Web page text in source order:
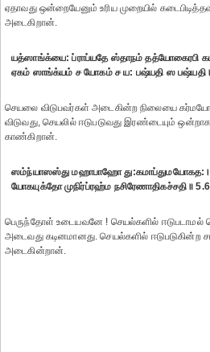
ஏதாவது ஒன்றையேனும் உரிய முறையில்
அடைகிறான்.
யத்ஸாங்க்யை: ப்ராப்யதே ஸ்தாநம் தத்யோகைரபி
ஏகம் ஸாங்க்யம் ச யோகம் ச ய: பஷ்யதி ஸ
செயலை விடுபவர்கள் அடைகின்ற நிலையை
விடுவது, செயலில் ஈடுபடுவது இரண்டையும்
காண்கிறான்.
ஸம்ந்யாஸஸ்து மஹாபாஹோ து:கமாப்துமயோகத:।
யோகயுக்தோ முநிர்ப்ரஹ்ம நசிரேணாதிகச்சதி॥
பெருந்தோள் உடையவனே ! செயல்களில் ஈடுபடாமல்
அடைவது கடினமானது. செயல்களில்
அடைகின்றான்.